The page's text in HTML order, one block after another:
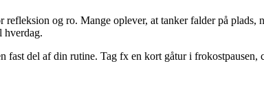
refleksion og ro. Mange oplever, at tanker falder på
hverdag.
fast del af din rutine. Tag fx en kort gåtur i